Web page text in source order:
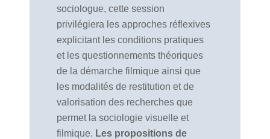
sociologue, cette session
privilégiera les approches réflexives
explicitant les conditions pratiques
et les questionnements théoriques
de la démarche filmique ainsi que
les modalités de restitution et de
valorisation des recherches que
permet la sociologie visuelle et
filmique. Les propositions de